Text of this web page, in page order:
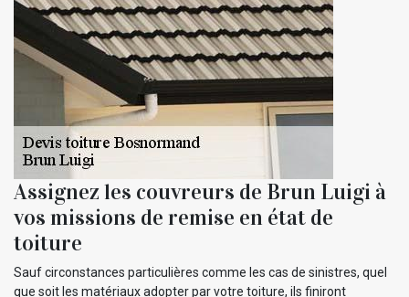
Assignez les couvreurs de Brun Luigi à
vos missions de remise en état de
toiture
Sauf circonstances particulières comme les cas de sinistres, quel
que soit les matériaux adopter par votre toiture, ils finiront